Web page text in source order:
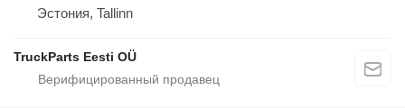
Эстония, Tallinn
TruckParts Eesti OÜ